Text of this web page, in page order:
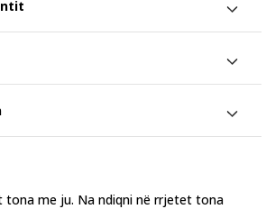
tona me ju. Na ndiqni në rrjetet tona